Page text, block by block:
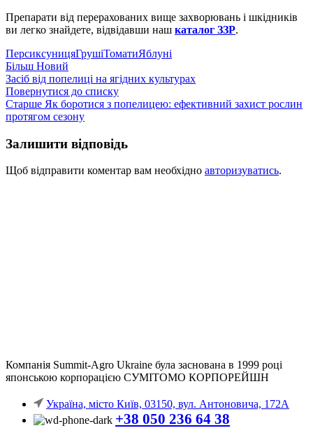
Препарати від перерахованих вище захворювань і шкідників
ви легко знайдете, відвідавши наш каталог ЗЗР.
ПерсиксуницяГрушіТоматиЯблуні
Більш Новий
Засіб від попелиці на ягідних культурах
Повернутися до списку
Старше Як боротися з попелицею: ефективний захист рослин
протягом сезону
Залишити відповідь
Щоб відправити коментар вам необхідно авторизуватись.
Компанія Summit-Agro Ukraine була заснована в 1999 році
японською корпорацією СУМІТОМО КОРПОРЕЙШН
Україна, місто Київ, 03150, вул. Антоновича, 172А
+38 050 236 64 38